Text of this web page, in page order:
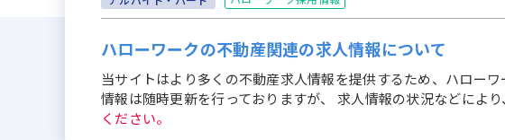
ハローワークの不動産関連の求人情報について
当サイトはより多くの不動産求人情報を提供するため、ハロー
情報は随時更新を行っておりますが、 求人情報の状況などによ
ください。